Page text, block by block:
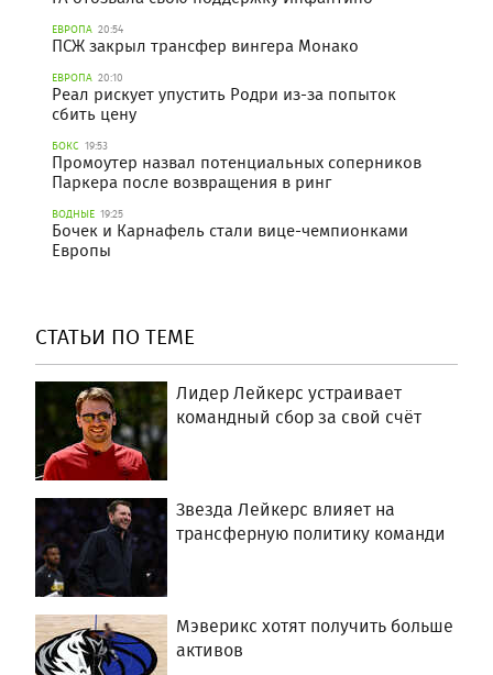
ЕВРОПА 20:54
ПСЖ закрыл трансфер вингера Монако
ЕВРОПА 20:10
Реал рискует упустить Родри из-за попыток
сбить цену
БОКС 19:53
Промоутер назвал потенциальных соперников
Паркера после возвращения в ринг
ВОДНЫЕ 19:25
Бочек и Карнафель стали вице-чемпионками
Европы
СТАТЬИ ПО ТЕМЕ
Лидер Лейкерс устраивает
командный сбор за свой счёт
Звезда Лейкерс влияет на
трансферную политику команди
Мэверикс хотят получить больше
активов